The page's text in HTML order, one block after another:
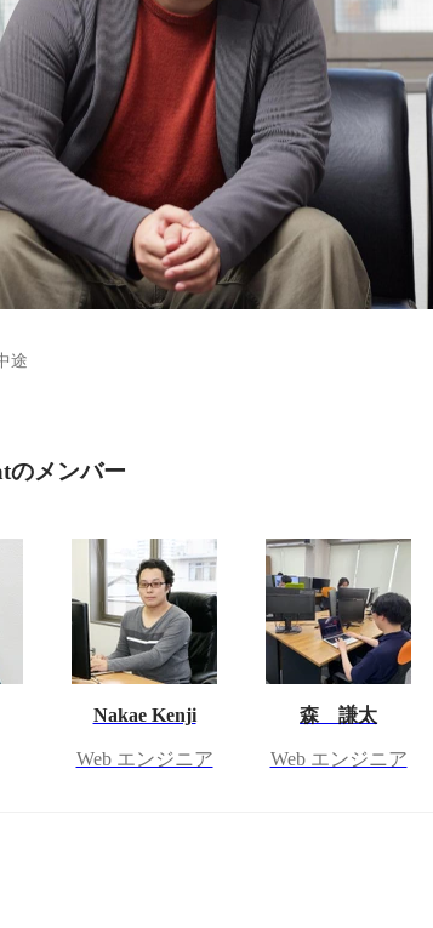
途
のメンバー
Nakae Kenji
Web エンジニア
森 謙太
Web エンジニア